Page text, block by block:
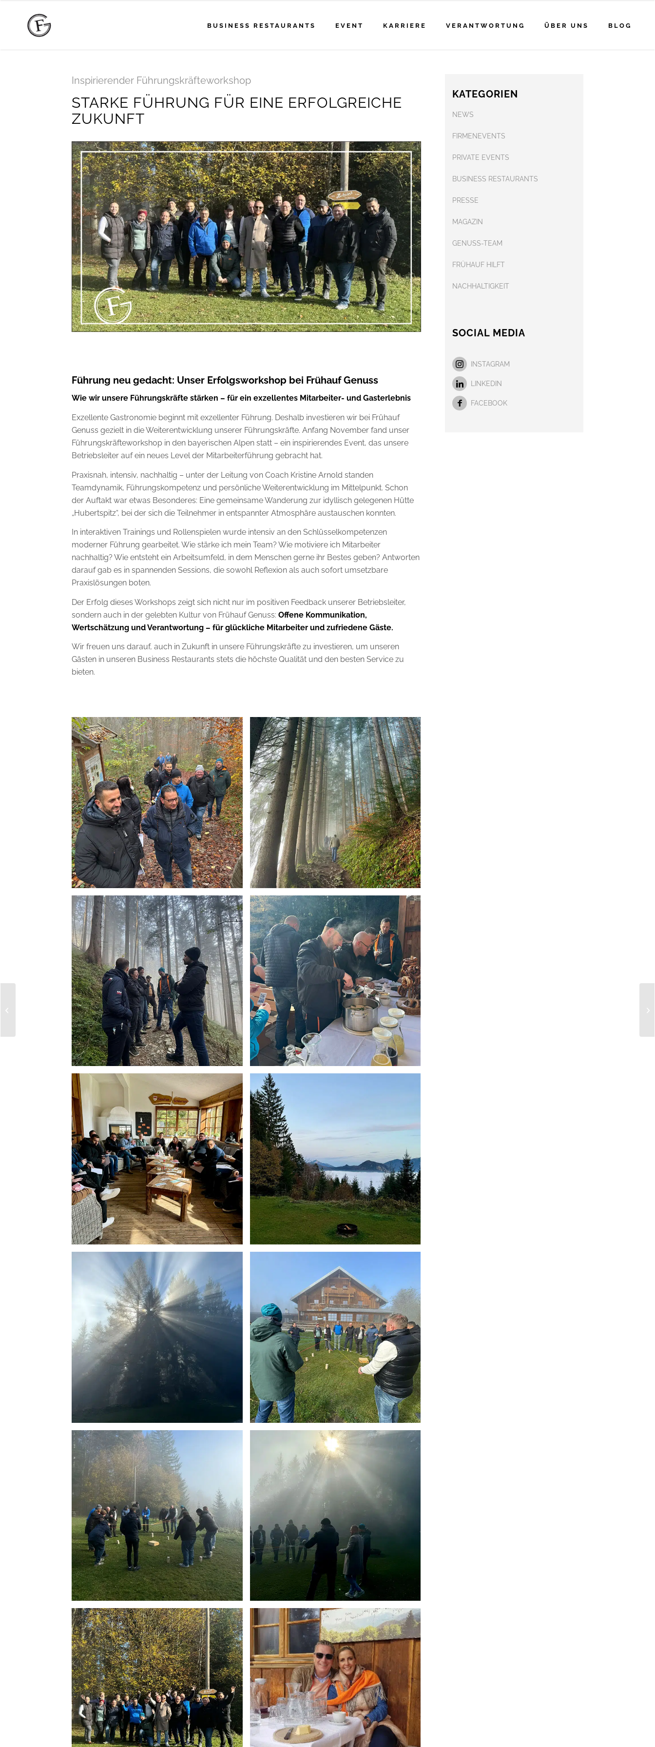
BUSINESS RESTAURANTS EVENT KARRIERE VERANTWORTUNG ÜBER UNS BLOG
Inspirierender Führungskräfteworkshop
STARKE FÜHRUNG FÜR EINE ERFOLGREICHE
ZUKUNFT
Führung neu gedacht: Unser Erfolgsworkshop bei Frühauf Genuss
Wie wir unsere Führungskräfte stärken – für ein exzellentes Mitarbeiter- und Gasterlebnis
Exzellente Gastronomie beginnt mit exzellenter Führung. Deshalb investieren wir bei Frühauf
Genuss gezielt in die Weiterentwicklung unserer Führungskräfte. Anfang November fand unser
Führungskräfteworkshop in den bayerischen Alpen statt – ein inspirierendes Event, das unsere
Betriebsleiter auf ein neues Level der Mitarbeiterführung gebracht hat.
Praxisnah, intensiv, nachhaltig – unter der Leitung von Coach Kristine Arnold standen
Teamdynamik, Führungskompetenz und persönliche Weiterentwicklung im Mittelpunkt. Schon
der Auftakt war etwas Besonderes: Eine gemeinsame Wanderung zur idyllisch gelegenen Hütte
„Hubertspitz“, bei der sich die Teilnehmer in entspannter Atmosphäre austauschen konnten.
In interaktiven Trainings und Rollenspielen wurde intensiv an den Schlüsselkompetenzen
moderner Führung gearbeitet. Wie stärke ich mein Team? Wie motiviere ich Mitarbeiter
nachhaltig? Wie entsteht ein Arbeitsumfeld, in dem Menschen gerne ihr Bestes geben? Antworten
darauf gab es in spannenden Sessions, die sowohl Reflexion als auch sofort umsetzbare
Praxislösungen boten.
Der Erfolg dieses Workshops zeigt sich nicht nur im positiven Feedback unserer Betriebsleiter,
sondern auch in der gelebten Kultur von Frühauf Genuss: Offene Kommunikation,
Wertschätzung und Verantwortung – für glückliche Mitarbeiter und zufriedene Gäste.
Wir freuen uns darauf, auch in Zukunft in unsere Führungskräfte zu investieren, um unseren
Gästen in unseren Business Restaurants stets die höchste Qualität und den besten Service zu
bieten.
KATEGORIEN
NEWS
FIRMENEVENTS
PRIVATE EVENTS
BUSINESS RESTAURANTS
PRESSE
MAGAZIN
GENUSS-TEAM
FRÜHAUF HILFT
NACHHALTIGKEIT
SOCIAL MEDIA
INSTAGRAM
LINKEDIN
FACEBOOK
Regional. Nachhaltig: